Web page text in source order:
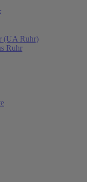
(UA Ruhr)
Ruhr